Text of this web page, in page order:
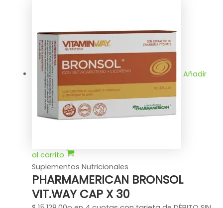
Añadir
al carrito
Suplementos Nutricionales
PHARMAMERICAN BRONSOL
VIT.WAY CAP X 30